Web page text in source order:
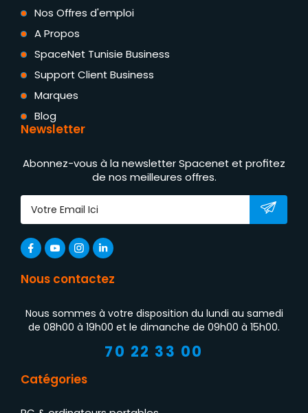
Nos Offres d'emploi
A Propos
SpaceNet Tunisie Business
Support Client Business
Marques
Blog
Newsletter
Abonnez-vous à la newsletter Spacenet et profitez
de nos meilleures offres.
Nous contactez
Nous sommes à votre disposition du lundi au samedi
de 08h00 à 19h00 et le dimanche de 09h00 à 15h00.
70 22 33 00
Catégories